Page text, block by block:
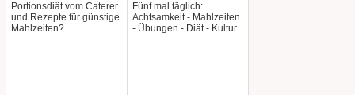
Portionsdiät vom Caterer
und Rezepte für günstige
Mahlzeiten?
Fünf mal täglich:
Achtsamkeit - Mahlzeiten
- Übungen - Diät - Kultur